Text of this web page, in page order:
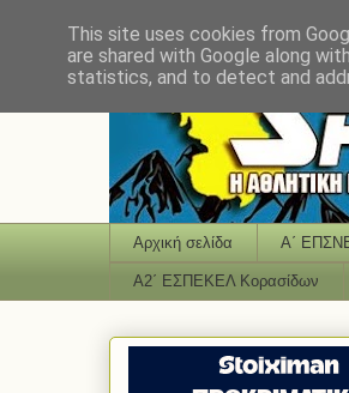
Αρχική σελίδα Α΄
Α2΄ ΕΣΠΕΚΕΛ Κορασίδων
This site uses cookies from
are shared with Google along
statistics, and to detect and